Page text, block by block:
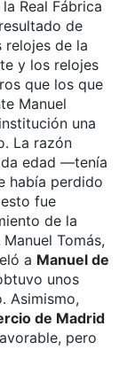
Real Fábrica
de
relojes de la
y los relojes
que los que
Manuel
una
La razón
edad —tenía
había perdido
fue
de la
Manuel Tomás,
a Manuel de
unos
Asimismo,
de Madrid
pero